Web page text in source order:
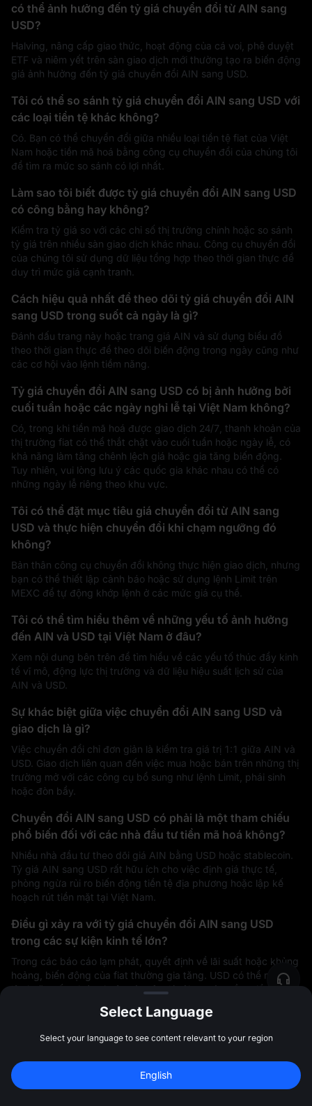
có thể ảnh hưởng đến tỷ giá chuyển đổi từ AIN sang
USD?
Halving, nâng cấp giao thức, hoạt động của cá voi, phê duyệt
ETF và niêm yết trên sàn giao dịch mới thường tạo ra biến động
giá ảnh hưởng đến tỷ giá chuyển đổi AIN sang USD.
Tôi có thể so sánh tỷ giá chuyển đổi AIN sang USD với
các loại tiền tệ khác không?
Có. Bạn có thể chuyển đổi giữa nhiều loại tiền tệ fiat của Việt
Nam hoặc tiền mã hoá bằng công cụ chuyển đổi của chúng tôi
để tìm ra mức so sánh có lợi nhất.
Làm sao tôi biết được tỷ giá chuyển đổi AIN sang USD
có công bằng hay không?
Kiểm tra tỷ giá so với các chỉ số thị trường chính hoặc so sánh
tỷ giá trên nhiều sàn giao dịch khác nhau. Công cụ chuyển đổi
của chúng tôi sử dụng dữ liệu tổng hợp theo thời gian thực để
duy trì mức giá cạnh tranh.
Cách hiệu quả nhất để theo dõi tỷ giá chuyển đổi AIN
sang USD trong suốt cả ngày là gì?
Đánh dấu trang này hoặc trang giá AIN và sử dụng biểu đồ
theo thời gian thực để theo dõi biến động trong ngày cũng như
các cơ hội vào lệnh tiềm năng.
Tỷ giá chuyển đổi AIN sang USD có bị ảnh hưởng bởi
cuối tuần hoặc các ngày nghỉ lễ tại Việt Nam không?
Có, trong khi tiền mã hoá được giao dịch 24/7, thanh khoản của
thị trường fiat có thể thắt chặt vào cuối tuần hoặc ngày lễ, có
khả năng làm tăng chênh lệch giá hoặc gia tăng biến động.
Tuy nhiên, vui lòng lưu ý các quốc gia khác nhau có thể có
những ngày lễ riêng theo khu vực.
Tôi có thể đặt mục tiêu giá chuyển đổi từ AIN sang
USD và thực hiện chuyển đổi khi chạm ngưỡng đó
không?
Bản thân công cụ chuyển đổi không thực hiện giao dịch, nhưng
bạn có thể thiết lập cảnh báo hoặc sử dụng lệnh Limit trên
MEXC để tự động khớp lệnh ở các mức giá cụ thể.
Tôi có thể tìm hiểu thêm về những yếu tố ảnh hưởng
đến AIN và USD tại Việt Nam ở đâu?
Xem nội dung bên trên để tìm hiểu về các yếu tố thúc đẩy kinh
tế vĩ mô, động lực thị trường và dữ liệu hiệu suất lịch sử của
AIN và USD.
Sự khác biệt giữa việc chuyển đổi AIN sang USD và
giao dịch là gì?
Việc chuyển đổi chỉ đơn giản là kiểm tra giá trị 1:1 giữa AIN và
USD. Giao dịch liên quan đến việc mua hoặc bán trên những thị
trường mở với các công cụ bổ sung như lệnh Limit, phái sinh
hoặc đòn bẩy.
Chuyển đổi AIN sang USD có phải là một tham chiếu
phổ biến đối với các nhà đầu tư tiền mã hoá không?
Nhiều nhà đầu tư theo dõi giá AIN bằng USD hoặc stablecoin.
Tỷ giá AIN sang USD rất hữu ích cho việc định giá thực tế,
phòng ngừa rủi ro biến động tiền tệ địa phương hoặc lập kế
hoạch rút tiền mặt tại Việt Nam.
Điều gì xảy ra với tỷ giá chuyển đổi AIN sang USD
trong các sự kiện kinh tế lớn?
Trong các báo cáo lạm phát, quyết định về lãi suất hoặc khủng
hoảng, biến động của fiat thường gia tăng. USD có thể mạnh
lên hoặc yếu đi tùy thuộc vào tâm lý rủi ro toàn cầu, điều này
ảnh hưởng trực tiếp đến tỷ giá chuyển đổi.
cạnh tranh như thế nào?
MEXC tổng hợp giá từ các pool thanh khoản toàn cầu sâu, áp
dụng mức chênh lệch giá tối thiểu và cập nhật tỷ giá theo thời
Đăng ký để nhận 10,000 USDT tiền
Select Language
Select your language to see content relevant to your region
English